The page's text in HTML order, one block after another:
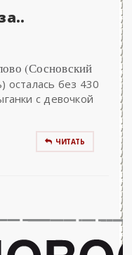
(Сосновский
осталась без 430
с девочкой
ЧИТАТЬ